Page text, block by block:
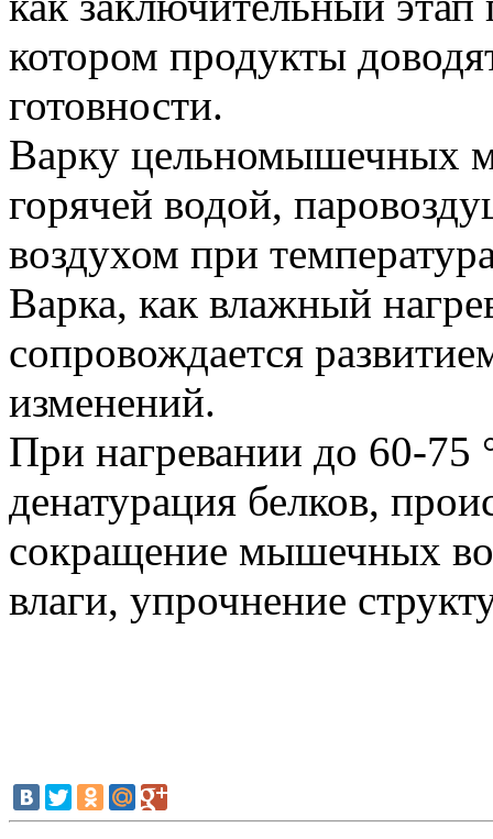
котором продукты
готовности.
Варку цельномышечных
горячей водой,
воздухом при
Варка, как влажный
сопровождается
изменений.
При нагревании до 60-75
денатурация белков,
сокращение мышечных
влаги, упрочнение